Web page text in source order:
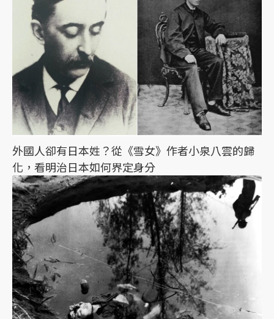
外國人卻有日本姓？從《雪女》作者小泉八雲的歸
化，看明治日本如何界定身分